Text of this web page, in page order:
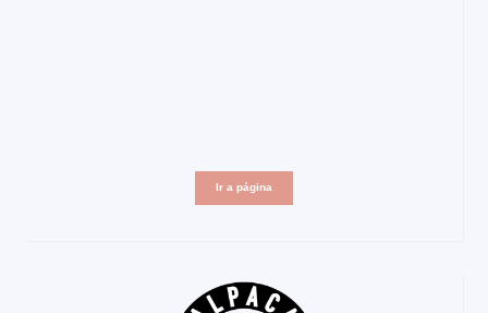
Ir a página